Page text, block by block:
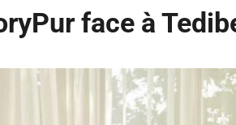
face à